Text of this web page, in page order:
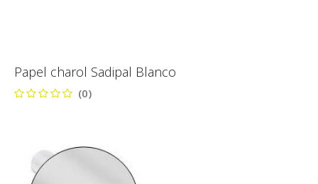
Papel charol Sadipal Blanco
(0)